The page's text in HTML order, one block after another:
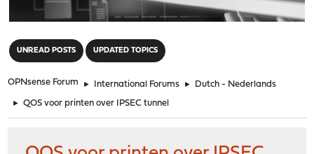
UNREAD POSTS UPDATED TOPICS
OPNsense Forum ► International Forums ► Dutch - Nederlands
► QOS voor printen over IPSEC tunnel